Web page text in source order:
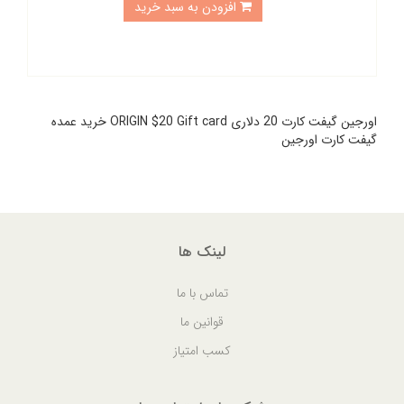
افزودن به سبد خرید
اورجین گیفت کارت 20 دلاری ORIGIN $20 Gift card خرید عمده
گیفت کارت اورجین
لینک ها
تماس با ما
قوانین ما
کسب امتیاز